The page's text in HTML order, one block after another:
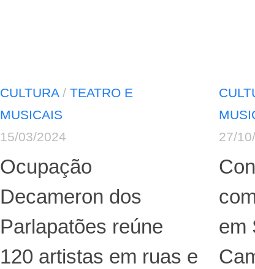
CULTURA/ TEATRO E
MUSICAIS
15/03/2024
Ocupação
Decameron dos
Parlapatões reúne
120 artistas em ruas e
27/
em